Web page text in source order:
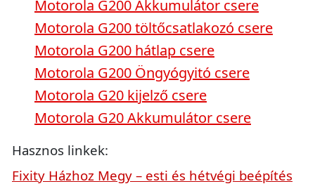
Motorola G200 Akkumulátor csere
Motorola G200 töltőcsatlakozó csere
Motorola G200 hátlap csere
Motorola G200 Öngyógyitó csere
Motorola G20 kijelző csere
Motorola G20 Akkumulátor csere
Hasznos linkek:
Fixity Házhoz Megy – esti és hétvégi beépítés